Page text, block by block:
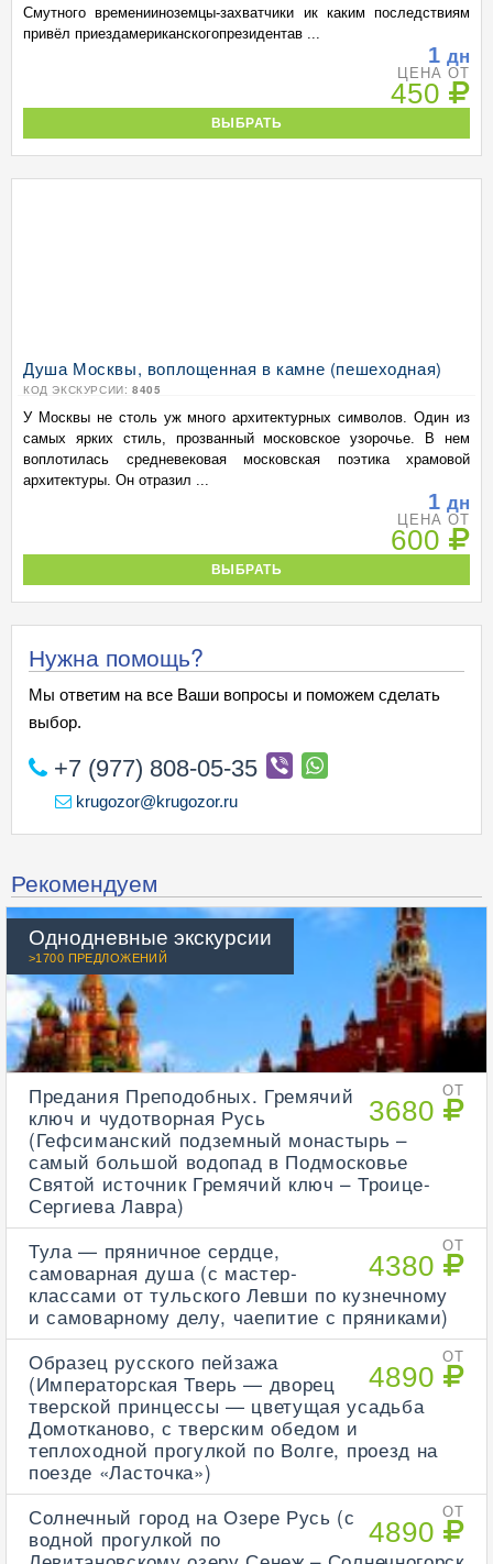
Смутного временииноземцы-захватчики ик каким последствиям
привёл приездамериканскогопрезидентав ...
1 дн
ЦЕНА ОТ
450
ВЫБРАТЬ
Душа Москвы, воплощенная в камне (пешеходная)
КОД ЭКСКУРСИИ: 8405
У Москвы не столь уж много архитектурных символов. Один из
самых ярких стиль, прозванный московское узорочье. В нем
воплотилась средневековая московская поэтика храмовой
архитектуры. Он отразил ...
1 дн
ЦЕНА ОТ
600
ВЫБРАТЬ
Нужна помощь?
Мы ответим на все Ваши вопросы и поможем сделать
выбор.
+7 (977) 808-05-35
krugozor@krugozor.ru
Рекомендуем
Однодневные экскурсии
>1700 ПРЕДЛОЖЕНИЙ
ОТ
3680
Предания Преподобных. Гремячий
ключ и чудотворная Русь
(Гефсиманский подземный монастырь –
самый большой водопад в Подмосковье
Святой источник Гремячий ключ – Троице-
Сергиева Лавра)
ОТ
4380
Тула — пряничное сердце,
самоварная душа (с мастер-
классами от тульского Левши по кузнечному
и самоварному делу, чаепитие с пряниками)
ОТ
4890
Образец русского пейзажа
(Императорская Тверь — дворец
тверской принцессы — цветущая усадьба
Домотканово, с тверским обедом и
теплоходной прогулкой по Волге, проезд на
поезде «Ласточка»)
ОТ
4890
Солнечный город на Озере Русь (с
водной прогулкой по